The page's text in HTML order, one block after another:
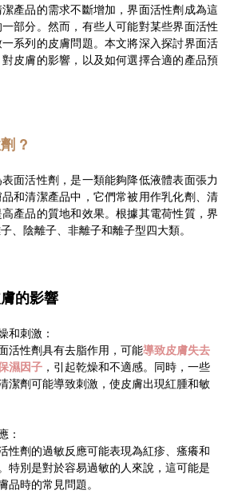
產品的需求不斷增加，界面活性劑成為這
部分。然而，有些人可能對某些界面活性
系列的皮膚問題。本文將深入探討界面活
皮膚的影響，以及如何選擇合適的產品預
?
面活性劑，是一類能夠降低液體表面張力
和清潔產品中，它們常被用作乳化劑、清
產品的質地和效果。根據其電荷性質，界
、陰離子、非離子和離子型四大類。
的影響
和刺激：
活性劑具有去脂作用，可能導致皮膚失去
濕因子 ，引起乾燥和不適感。同時，一些
潔劑可能導致刺激，使皮膚出現紅腫和敏
：
性劑的過敏反應可能表現為紅疹、瘙癢和
特別是對於容易過敏的人來說，這可能是
品時的常見問題。